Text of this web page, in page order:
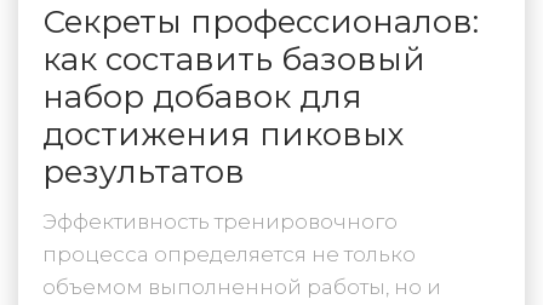
Секреты профессионалов:
как составить базовый
набор добавок для
достижения пиковых
результатов
Эффективность тренировочного
процесса определяется не только
объемом выполненной работы, но и